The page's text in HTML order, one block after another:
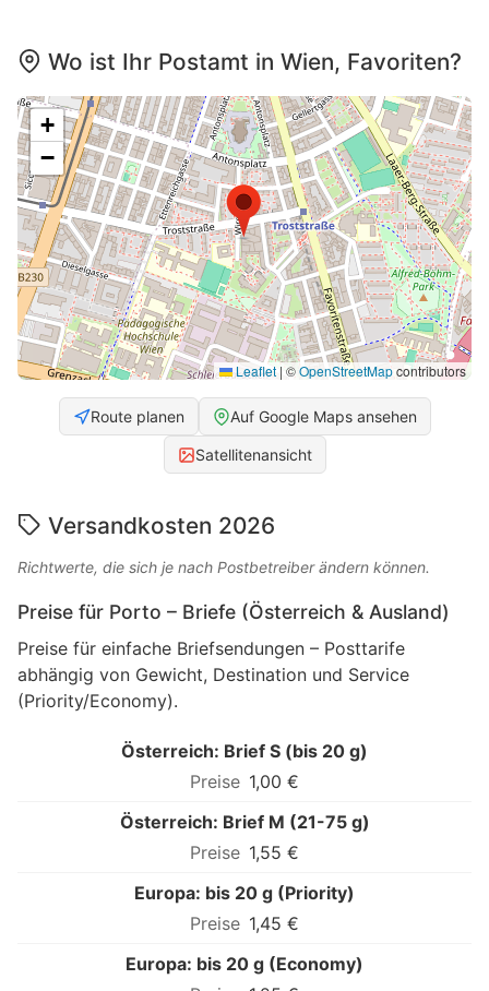
Wo ist Ihr Postamt in Wien, Favoriten?
+
−
Leaflet | ©OpenStreetMapcontributors
Route planen Auf Google Maps ansehen
Satellitenansicht
Versandkosten 2026
Richtwerte, die sich je nach Postbetreiber ändern können.
Preise für Porto – Briefe (Österreich & Ausland)
Preise für einfache Briefsendungen – Posttarife
abhängig von Gewicht, Destination und Service
(Priority/Economy).
Österreich: Brief S (bis 20 g)
1,00 €
Österreich: Brief M (21-75 g)
1,55 €
Europa: bis 20 g (Priority)
1,45 €
Europa: bis 20 g (Economy)